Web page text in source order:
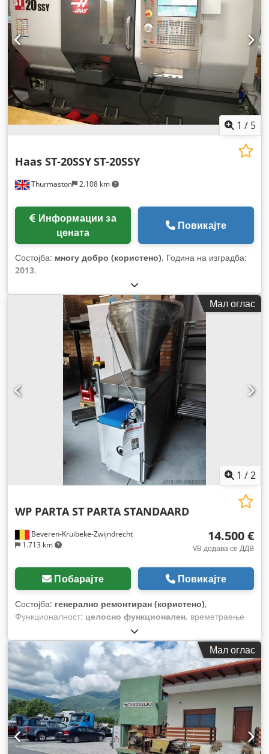
1 / 5
Thurmaston 2.108 km
Haas ST-20SSYST-20SSY
цената
Повикајте
Состојба: многу добро (користено), Година на изградба:
2013,
Мал оглас
1 /2
Beveren-Kruibeke-Zwijndrecht
1.713 km
WP PARTA ST PARTA STANDAARD
14.500 €
VB додава се ДДВ
Побарајте Повикајте
Состојба: генерално ремонтиран (користено),
Функционалност: целосно функционален, времетраење
, електричен осигурач:
влезен напон:400 V, година на последниот генерален
ремонт:2025 Мал оглас